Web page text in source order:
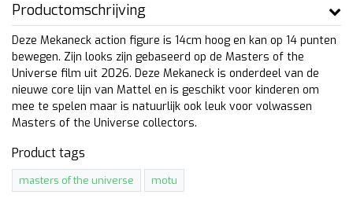
Productomschrijving
Deze Mekaneck action figure is 14cm hoog en kan op 14 punten
bewegen. Zijn looks zijn gebaseerd op de Masters of the
Universe film uit 2026. Deze Mekaneck is onderdeel van de
nieuwe core lijn van Mattel en is geschikt voor kinderen om
mee te spelen maar is natuurlijk ook leuk voor volwassen
Masters of the Universe collectors.
Product tags
masters of the universe motu